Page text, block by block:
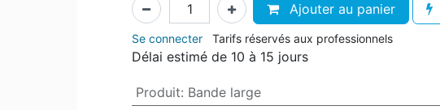
Ajouter au panier
Se connecter Tarifs réservés aux professionnels
Délai estimé de 10 à 15 jours
Produit: Bande large